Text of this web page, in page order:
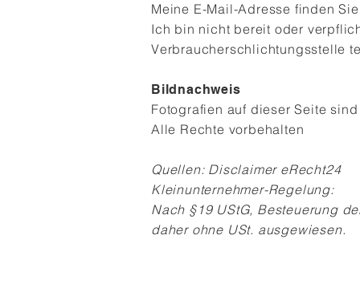
Meine E-Mail-Adresse finden
Ich bin nicht bereit oder
Verbraucherschlichtungsstelle
Bildnachweis
Fotografien auf dieser Seite
Alle Rechte vorbehalten
Quellen: Disclaimer eRecht24
Kleinunternehmer-Regelung:
Nach §19 UStG, Besteuerung
daher ohne USt. ausgewiesen.